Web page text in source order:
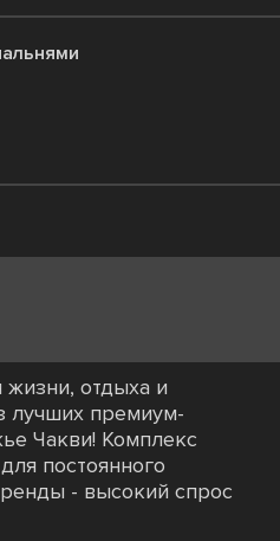
отдыха и
лучших премиум-
Чакви! Комплекс
постоянного
- высокий спрос